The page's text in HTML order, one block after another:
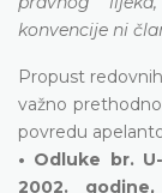
konvencije ni
Propust
važno
povredu
• Odluke br.
2002.